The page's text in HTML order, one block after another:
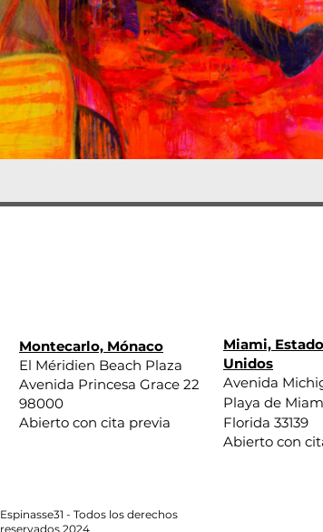
Montecarlo, Mónaco
El Méridien Beach Plaza
Avenida Princesa Grace 22
98000
Abierto con cita previa
Miami,
Unidos
Avenida
Playa de
Florida 33139
Abierto con
Espinasse31 - Todos los derechos
reservados 2024